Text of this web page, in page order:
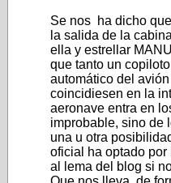
Se nos ha dicho
la salida de la
ella y estrellar
que tanto un
automático del
coincidiesen en la
aeronave entra en
improbable, sino de
una u otra
oficial ha optado
al lema del blog si